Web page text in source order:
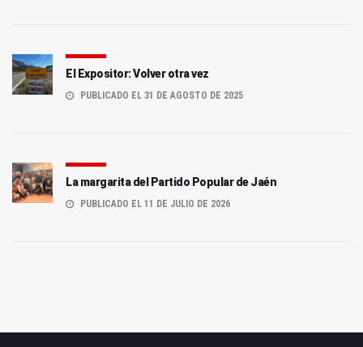
El Expositor: Volver otra vez
PUBLICADO EL 31 DE AGOSTO DE 2025
La margarita del Partido Popular de Jaén
PUBLICADO EL 11 DE JULIO DE 2026